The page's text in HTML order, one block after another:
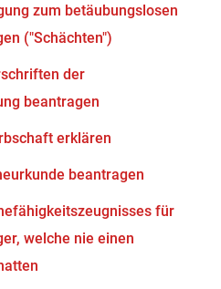
zum betäubungslosen
("Schächten")
der
beantragen
erklären
beantragen
für
welche nie einen